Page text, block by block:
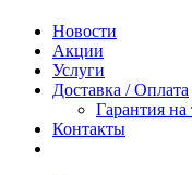
Новости
Акции
Услуги
Доставка / Оплата
Гарантия на
Контакты